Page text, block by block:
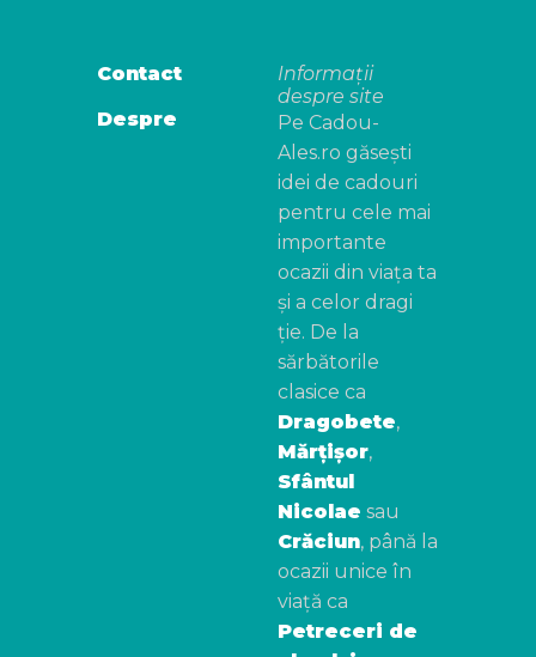
Contact
Despre
Informații
despre site
Pe Cadou-
Ales.ro găsești
idei de cadouri
pentru cele mai
importante
ocazii din viața ta
și a celor dragi
ție. De la
sărbătorile
clasice ca
Dragobete,
Mărțișor,
Sfântul
Nicolae sau
Crăciun, până la
ocazii unice în
viață ca
Petreceri de